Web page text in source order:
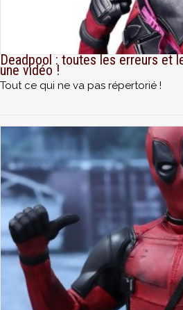
Deadpool : toutes les erreurs et
une vidéo !
Tout ce qui ne va pas répertorié !